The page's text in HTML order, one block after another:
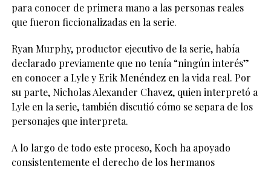
para conocer de primera mano a las personas reales
que fueron ficcionalizadas en la serie.
Ryan Murphy, productor ejecutivo de la serie, había
declarado previamente que no tenía “ningún interés”
en conocer a Lyle y Erik Menéndez en la vida real. Por
su parte, Nicholas Alexander Chavez, quien interpretó a
Lyle en la serie, también discutió cómo se separa de los
personajes que interpreta.
A lo largo de todo este proceso, Koch ha apoyado
consistentemente el derecho de los hermanos